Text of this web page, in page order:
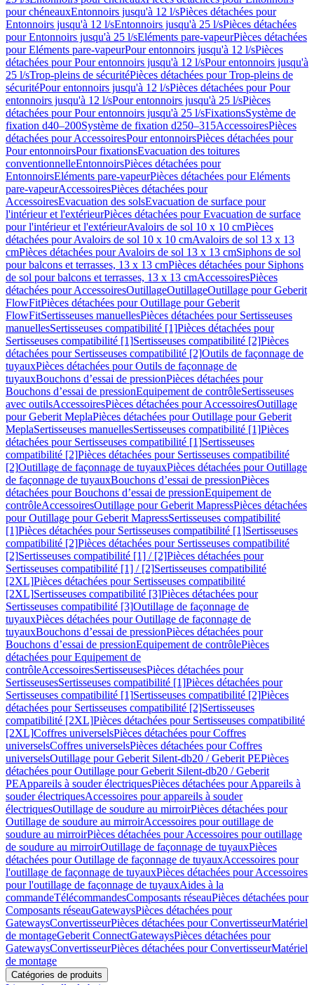
pour chéneauxEntonnoirs jusqu'à 12 l/sPièces détachées pour
Entonnoirs jusqu'à 12 l/sEntonnoirs jusqu'à 25 l/sPièces détachées
pour Entonnoirs jusqu'à 25 l/sEléments pare-vapeurPièces détachées
pour Eléments pare-vapeurPour entonnoirs jusqu'à 12 l/sPièces
détachées pour Pour entonnoirs jusqu'à 12 l/sPour entonnoirs jusqu'à
25 l/sTrop-pleins de sécuritéPièces détachées pour Trop-pleins de
sécuritéPour entonnoirs jusqu'à 12 l/sPièces détachées pour Pour
entonnoirs jusqu'à 12 l/sPour entonnoirs jusqu'à 25 l/sPièces
détachées pour Pour entonnoirs jusqu'à 25 l/sFixationsSystème de
fixation d40–200Système de fixation d250–315AccessoiresPièces
détachées pour AccessoiresPour entonnoirsPièces détachées pour
Pour entonnoirsPour fixationsEvacuation des toitures
conventionnelleEntonnoirsPièces détachées pour
EntonnoirsEléments pare-vapeurPièces détachées pour Eléments
pare-vapeurAccessoiresPièces détachées pour
AccessoiresEvacuation des solsEvacuation de surface pour
l'intérieur et l'extérieurPièces détachées pour Evacuation de surface
pour l'intérieur et l'extérieurAvaloirs de sol 10 x 10 cmPièces
détachées pour Avaloirs de sol 10 x 10 cmAvaloirs de sol 13 x 13
cmPièces détachées pour Avaloirs de sol 13 x 13 cmSiphons de sol
pour balcons et terrasses, 13 x 13 cmPièces détachées pour Siphons
de sol pour balcons et terrasses, 13 x 13 cmAccessoiresPièces
détachées pour AccessoiresOutillageOutillageOutillage pour Geberit
FlowFitPièces détachées pour Outillage pour Geberit
FlowFitSertisseuses manuellesPièces détachées pour Sertisseuses
manuellesSertisseuses compatibilité [1]Pièces détachées pour
Sertisseuses compatibilité [1]Sertisseuses compatibilité [2]Pièces
détachées pour Sertisseuses compatibilité [2]Outils de façonnage de
tuyauxPièces détachées pour Outils de façonnage de
tuyauxBouchons d’essai de pressionPièces détachées pour
Bouchons d’essai de pressionEquipement de contrôleSertisseuses
avec outilsAccessoiresPièces détachées pour AccessoiresOutillage
pour Geberit MeplaPièces détachées pour Outillage pour Geberit
MeplaSertisseuses manuellesSertisseuses compatibilité [1]Pièces
détachées pour Sertisseuses compatibilité [1]Sertisseuses
compatibilité [2]Pièces détachées pour Sertisseuses compatibilité
[2]Outillage de façonnage de tuyauxPièces détachées pour Outillage
de façonnage de tuyauxBouchons d’essai de pressionPièces
détachées pour Bouchons d’essai de pressionEquipement de
contrôleAccessoiresOutillage pour Geberit MapressPièces détachées
pour Outillage pour Geberit MapressSertisseuses compatibilité
[1]Pièces détachées pour Sertisseuses compatibilité [1]Sertisseuses
compatibilité [2]Pièces détachées pour Sertisseuses compatibilité
[2]Sertisseuses compatibilité [1] / [2]Pièces détachées pour
Sertisseuses compatibilité [1] / [2]Sertisseuses compatibilité
[2XL]Pièces détachées pour Sertisseuses compatibilité
[2XL]Sertisseuses compatibilité [3]Pièces détachées pour
Sertisseuses compatibilité [3]Outillage de façonnage de
tuyauxPièces détachées pour Outillage de façonnage de
tuyauxBouchons d’essai de pressionPièces détachées pour
Bouchons d’essai de pressionEquipement de contrôlePièces
détachées pour Equipement de
contrôleAccessoiresSertisseusesPièces détachées pour
SertisseusesSertisseuses compatibilité [1]Pièces détachées pour
Sertisseuses compatibilité [1]Sertisseuses compatibilité [2]Pièces
détachées pour Sertisseuses compatibilité [2]Sertisseuses
compatibilité [2XL]Pièces détachées pour Sertisseuses compatibilité
[2XL]Coffres universelsPièces détachées pour Coffres
universelsCoffres universelsPièces détachées pour Coffres
universelsOutillage pour Geberit Silent-db20 / Geberit PEPièces
détachées pour Outillage pour Geberit Silent-db20 / Geberit
PEAppareils à souder électriquesPièces détachées pour Appareils à
souder électriquesAccessoires pour appareils à souder
électriquesOutillage de soudure au mirroirPièces détachées pour
Outillage de soudure au mirroirAccessoires pour outillage de
soudure au mirroirPièces détachées pour Accessoires pour outillage
de soudure au mirroirOutillage de façonnage de tuyauxPièces
détachées pour Outillage de façonnage de tuyauxAccessoires pour
l'outillage de façonnage de tuyauxPièces détachées pour Accessoires
pour l'outillage de façonnage de tuyauxAides à la
commandeTélécommandesComposants réseauPièces détachées pour
Composants réseauGatewaysPièces détachées pour
GatewaysConvertisseurPièces détachées pour ConvertisseurMatériel
de montageGeberit ConnectGatewaysPièces détachées pour
GatewaysConvertisseurPièces détachées pour ConvertisseurMatériel
de montage
Catégories de produits